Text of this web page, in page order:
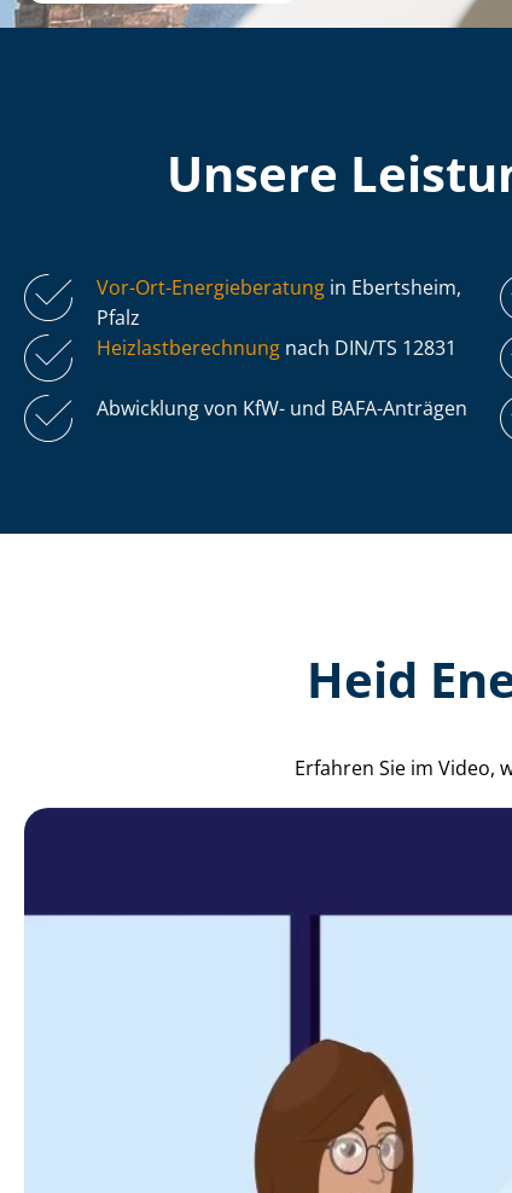
Unsere
Vor-Ort-Energieberatung in Ebertsheim,
Pfalz
Heiz­last­be­rech­nung nach DIN/TS 12831
Abwicklung von KfW- und BAFA-Anträgen
Heid
Erfahren Sie im Video,